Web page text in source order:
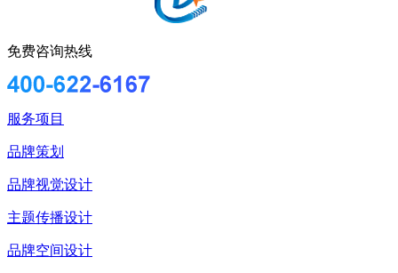
免费咨询热线
服务项目
品牌策划
品牌视觉设计
主题传播设计
品牌空间设计